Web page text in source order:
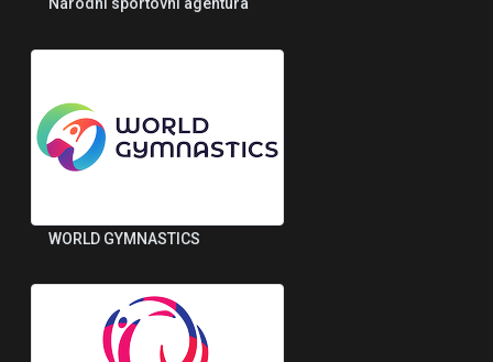
Národní sportovní agentura
WORLD GYMNASTICS